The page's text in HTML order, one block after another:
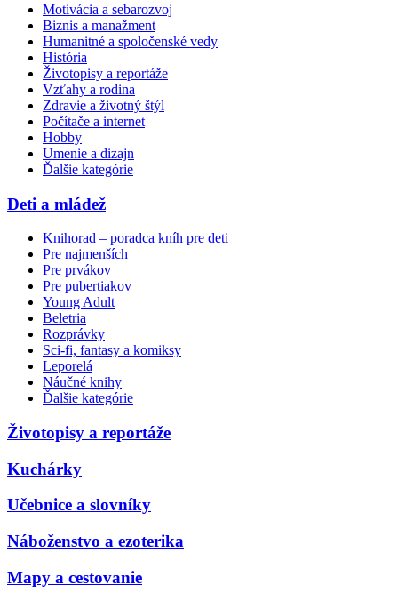
Motivácia a sebarozvoj
Biznis a manažment
Humanitné a spoločenské vedy
História
Životopisy a reportáže
Vzťahy a rodina
Zdravie a životný štýl
Počítače a internet
Hobby
Umenie a dizajn
Ďalšie kategórie
Deti a mládež
Knihorad – poradca kníh pre deti
Pre najmenších
Pre prvákov
Pre pubertiakov
Young Adult
Beletria
Rozprávky
Sci-fi, fantasy a komiksy
Leporelá
Náučné knihy
Ďalšie kategórie
Životopisy a reportáže
Kuchárky
Učebnice a slovníky
Náboženstvo a ezoterika
Mapy a cestovanie